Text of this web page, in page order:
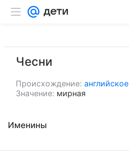
Чесни
Происхождение: английское
Значение: мирная
Именины